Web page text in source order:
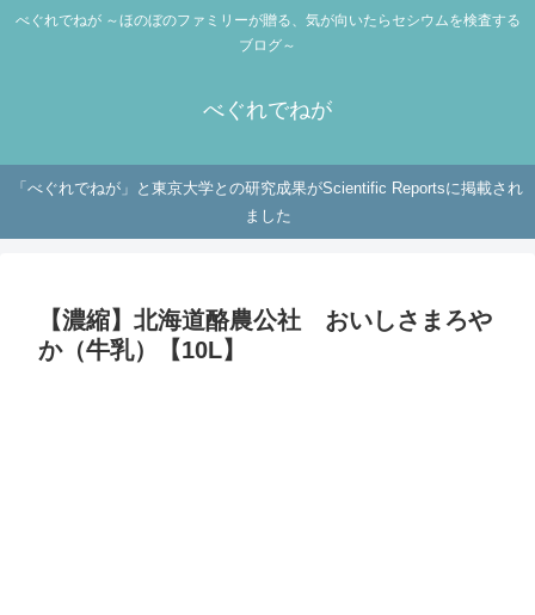
べぐれでねが ～ほのぼのファミリーが贈る、気が向いたらセシウムを検査する
ブログ～
べぐれでねが
「べぐれでねが」と東京大学との研究成果がScientific Reportsに掲載され
ました
【濃縮】北海道酪農公社 おいしさまろや
か（牛乳）【10L】